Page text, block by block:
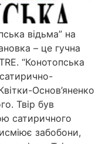
відьма” на
– це гучна
“Конотопська
Основ’яненко
Твір був
сатиричного
забобони,